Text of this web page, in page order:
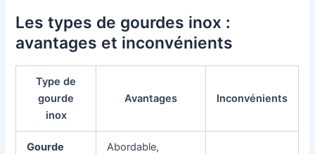
Les types de gourdes inox :
avantages et inconvénients
Type de
gourde
inox
Avantages Inconvénients
Gourde
Abordable,